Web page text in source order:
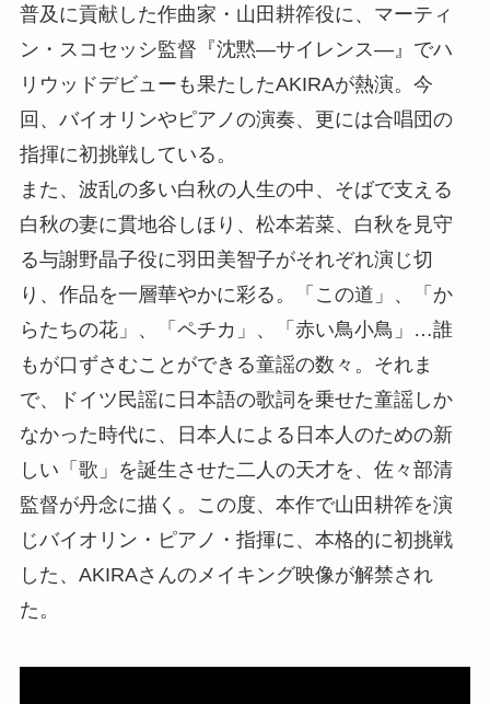
普及に貢献した作曲家・山田耕筰役に、マーティ
ン・スコセッシ監督『沈黙―サイレンス―』でハ
リウッドデビューも果たしたAKIRAが熱演。今
回、バイオリンやピアノの演奏、更には合唱団の
指揮に初挑戦している。
また、波乱の多い白秋の人生の中、そばで支える
白秋の妻に貫地谷しほり、松本若菜、白秋を見守
る与謝野晶子役に羽田美智子がそれぞれ演じ切
り、作品を一層華やかに彩る。「この道」、「か
らたちの花」、「ペチカ」、「赤い鳥小鳥」…誰
もが口ずさむことができる童謡の数々。それま
で、ドイツ民謡に日本語の歌詞を乗せた童謡しか
なかった時代に、日本人による日本人のための新
しい「歌」を誕生させた二人の天才を、佐々部清
監督が丹念に描く。この度、本作で山田耕筰を演
じバイオリン・ピアノ・指揮に、本格的に初挑戦
した、AKIRAさんのメイキング映像が解禁され
た。